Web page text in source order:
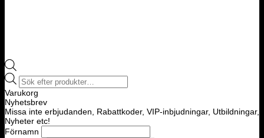
Products
search
Varukorg
Nyhetsbrev
Missa inte erbjudanden, Rabattkoder, VIP-inbjudningar, Utbildningar,
Nyheter etc!
Förnamn